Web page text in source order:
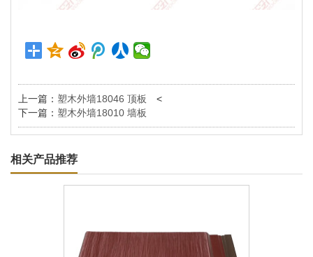
<
上一篇： 塑木外墙18046 顶板
下一篇： 塑木外墙18010 墙板
相关产品推荐